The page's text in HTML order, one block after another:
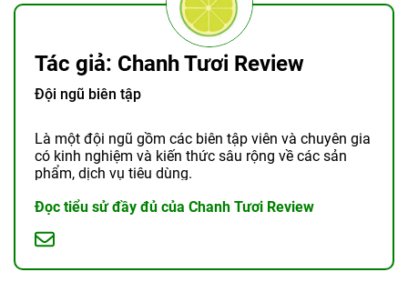
Tác giả: Chanh Tươi Review
Đội ngũ biên tập
Là một đội ngũ gồm các biên tập viên và chuyên gia
có kinh nghiệm và kiến thức sâu rộng về các sản
phẩm, dịch vụ tiêu dùng.
Đọc tiểu sử đầy đủ của Chanh Tươi Review